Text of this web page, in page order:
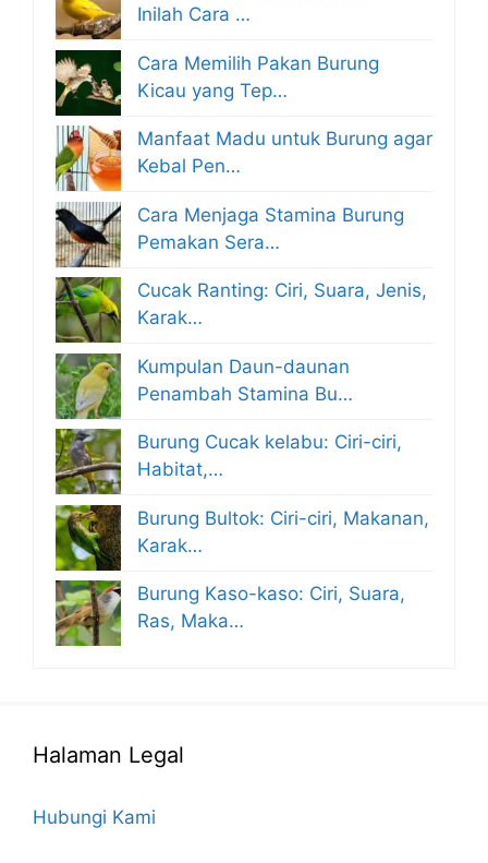
Inilah Cara …
Cara Memilih Pakan Burung
Kicau yang Tep…
Manfaat Madu untuk Burung agar
Kebal Pen…
Cara Menjaga Stamina Burung
Pemakan Sera…
Cucak Ranting: Ciri, Suara, Jenis,
Karak…
Kumpulan Daun-daunan
Penambah Stamina Bu…
Burung Cucak kelabu: Ciri-ciri,
Habitat,…
Burung Bultok: Ciri-ciri, Makanan,
Karak…
Burung Kaso-kaso: Ciri, Suara,
Ras, Maka…
Halaman Legal
Hubungi Kami